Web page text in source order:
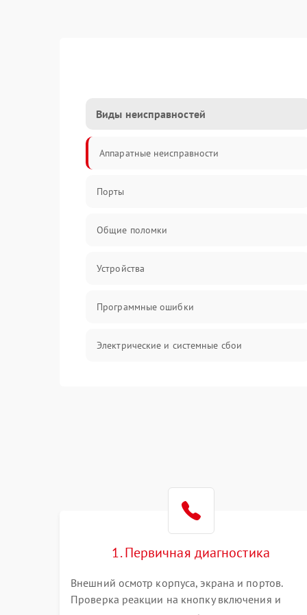
Виды неисправностей
Аппаратные неисправности
Порты
Общие поломки
Устройства
Программные ошибки
Электрические и системные сбои
Система охлаждения
1. Первичная диагностика
Внешний осмотр корпуса, экрана и портов.
Проверка реакции на кнопку включения и